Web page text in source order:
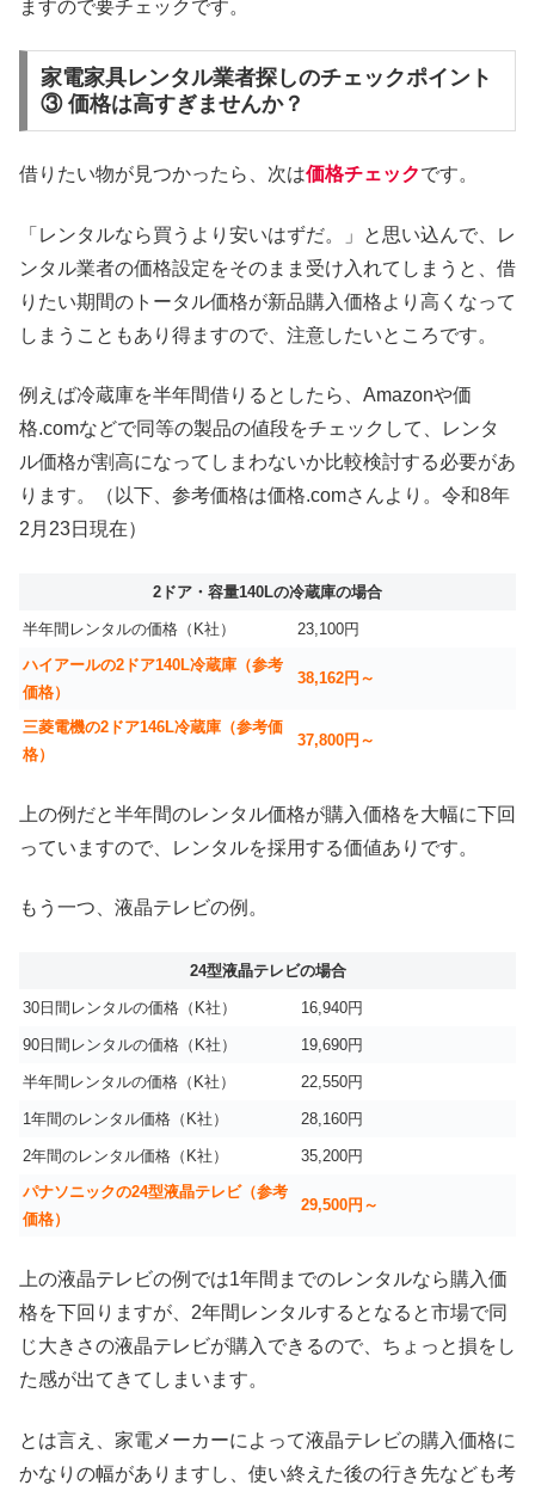
ますので要チェックです。
家電家具レンタル業者探しのチェックポイント
③ 価格は高すぎませんか？
借りたい物が見つかったら、次は価格チェックです。
「レンタルなら買うより安いはずだ。」と思い込んで、レ
ンタル業者の価格設定をそのまま受け入れてしまうと、借
りたい期間のトータル価格が新品購入価格より高くなって
しまうこともあり得ますので、注意したいところです。
例えば冷蔵庫を半年間借りるとしたら、Amazonや価
格.comなどで同等の製品の値段をチェックして、レンタ
ル価格が割高になってしまわないか比較検討する必要があ
ります。（以下、参考価格は価格.comさんより。令和8年
2月23日現在）
2ドア・容量140Lの冷蔵庫の場合
半年間レンタルの価格（K社）
23,100円
ハイアールの2ドア140L冷蔵庫（参考
価格）
38,162円～
三菱電機の2ドア146L冷蔵庫（参考価
格）
37,800円～
上の例だと半年間のレンタル価格が購入価格を大幅に下回
っていますので、レンタルを採用する価値ありです。
もう一つ、液晶テレビの例。
24型液晶テレビの場合
30日間レンタルの価格（K社） 16,940円
90日間レンタルの価格（K社） 19,690円
半年間レンタルの価格（K社） 22,550円
1年間のレンタル価格（K社） 28,160円
2年間のレンタル価格（K社）
35,200円
パナソニックの24型液晶テレビ（参考
価格）
29,500円～
上の液晶テレビの例では1年間までのレンタルなら購入価
格を下回りますが、2年間レンタルするとなると市場で同
じ大きさの液晶テレビが購入できるので、ちょっと損をし
た感が出てきてしまいます。
とは言え、家電メーカーによって液晶テレビの購入価格に
かなりの幅がありますし、使い終えた後の行き先なども考